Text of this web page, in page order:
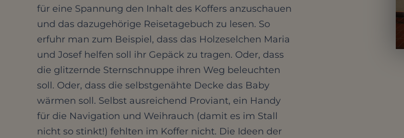
für eine Spannung den Inhalt des Koffers anzuschauen
und das dazugehörige Reisetagebuch zu lesen. So
erfuhr man zum Beispiel, dass das Holzeselchen Maria
und Josef helfen soll ihr Gepäck zu tragen. Oder, dass
die glitzernde Sternschnuppe ihren Weg beleuchten
soll. Oder, dass die selbstgenähte Decke das Baby
wärmen soll. Selbst ausreichend Proviant, ein Handy
für die Navigation und Weihrauch (damit es im Stall
nicht so stinkt!) fehlten im Koffer nicht. Die Ideen der